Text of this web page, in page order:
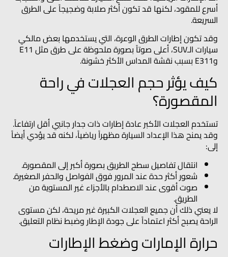
أسرع للمقود، لكنها قد تكون أكثر صلابة وضجيجاً على الطرق
السريعة.
وقد تكون إطارات الطرق الوعرة، التي يستخدمها بعض مالكي
سيارات الـSUV، أعلى صوتاً بصورة ملحوظة على طرق مثل E11
وE311 بسبب نقشة المداس الأكثر خشونة.
كيف يؤثر حجم العجلات في راحة
المقصورة؟
تستخدم العجلات الأكبر عادة إطارات ذات جدار جانبي أقل ارتفاعاً.
وقد يمنح هذا الإعداد السيارة مظهراً رياضياً، لكنه قد يؤدي أيضاً
إلى:
انتقال تفاصيل سطح الطريق بصورة أكبر إلى المقصورة.
شعور أكثر حدة عند المرور فوق الفواصل والحفر الصغيرة.
صوت أقوى عند الاصطدام بالأجزاء غير المستوية من
الطريق.
لا يعني ذلك أن جميع العجلات الكبيرة غير مريحة، لكن مستوى
الراحة يصبح أكثر اعتماداً على جودة الإطار وضبط نظام التعليق.
حرارة الإمارات وضغط الإطارات